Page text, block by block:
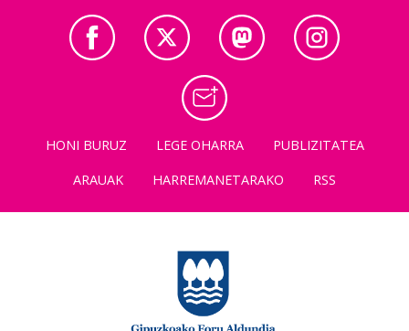
HONI BURUZ LEGE OHARRA
PUBLIZITATEA
ARAUAK
HARREMANETARAKO RSS